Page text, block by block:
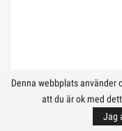
Denna webbplats använder
att du är ok med
Jag